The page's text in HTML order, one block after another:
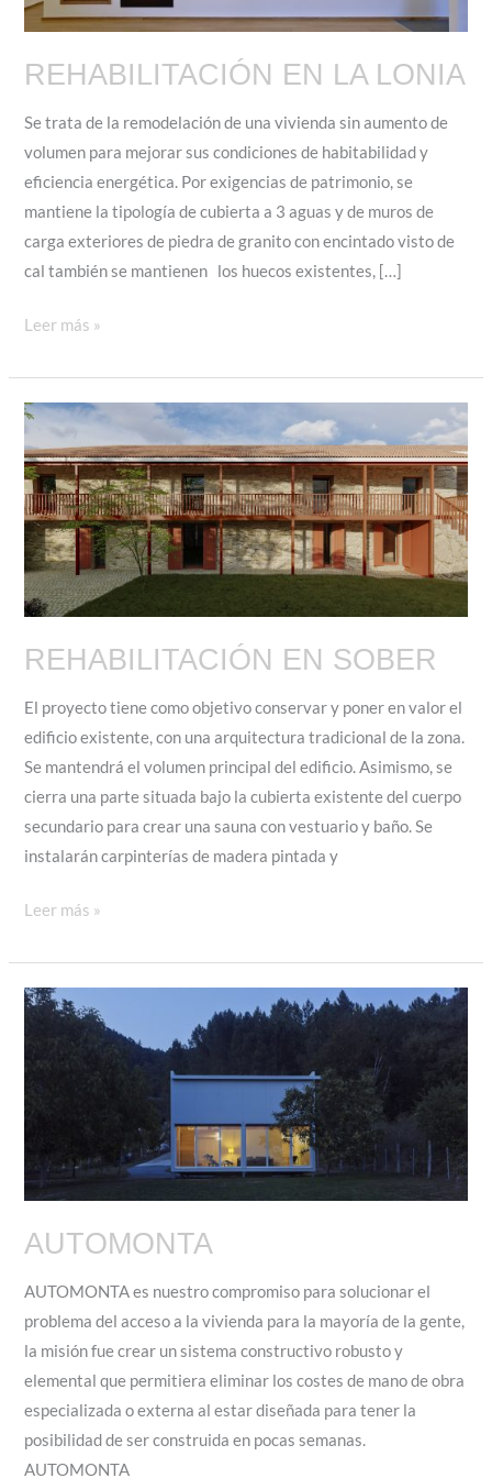
REHABILITACIÓN EN LA LONIA
Se trata de la remodelación de una vivienda sin aumento de
volumen para mejorar sus condiciones de habitabilidad y
eficiencia energética. Por exigencias de patrimonio, se
mantiene la tipología de cubierta a 3 aguas y de muros de
carga exteriores de piedra de granito con encintado visto de
cal también se mantienen los huecos existentes, […]
REHABILITACIÓN
LA
LONIA
Leer más »
REHABILITACIÓN EN SOBER
El proyecto tiene como objetivo conservar y poner en valor el
edificio existente, con una arquitectura tradicional de la zona.
Se mantendrá el volumen principal del edificio. Asimismo, se
cierra una parte situada bajo la cubierta existente del cuerpo
secundario para crear una sauna con vestuario y baño. Se
instalarán carpinterías de madera pintada y
REHABILITACIÓN
SOBER
Leer más »
AUTOMONTA
AUTOMONTA es nuestro compromiso para solucionar el
problema del acceso a la vivienda para la mayoría de la gente,
la misión fue crear un sistema constructivo robusto y
elemental que permitiera eliminar los costes de mano de obra
especializada o externa al estar diseñada para tener la
posibilidad de ser construida en pocas semanas.
AUTOMONTA